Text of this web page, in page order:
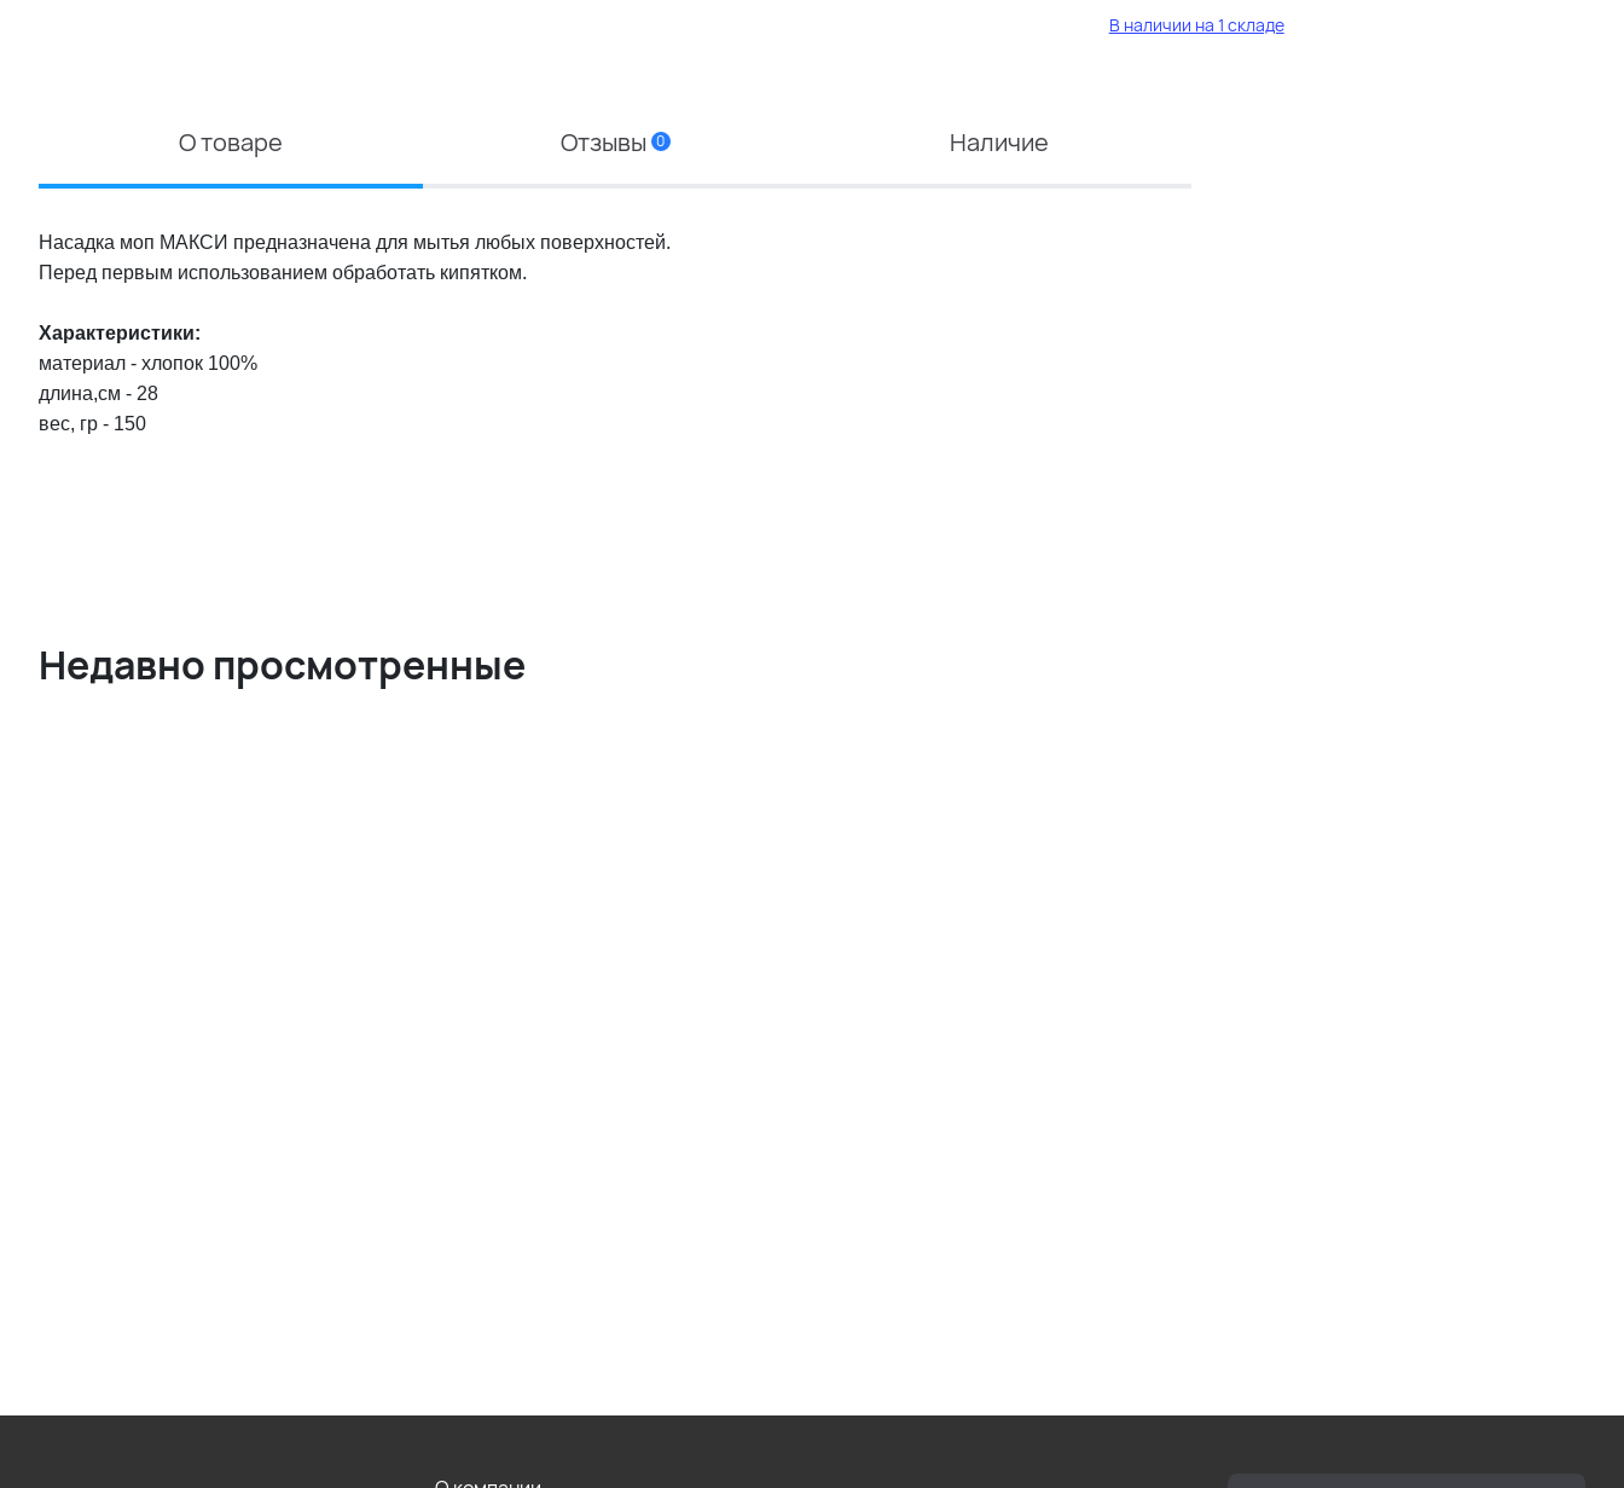
В наличии на 1 складе
О товаре Отзывы 0 Наличие
Насадка моп МАКСИ предназначена для мытья любых поверхностей.
Перед первым использованием обработать кипятком.
Характеристики:
материал - хлопок 100%
длина,см - 28
вес, гр - 150
Недавно просмотренные